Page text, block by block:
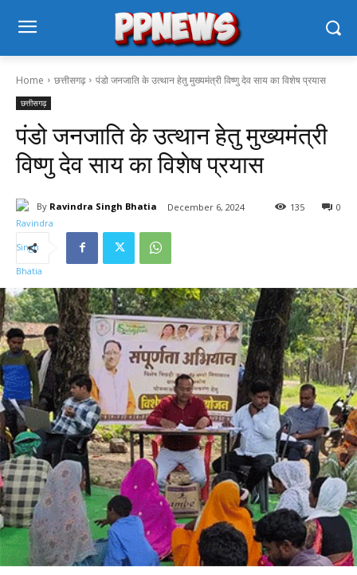
Home छत्तीसगढ़ पंडो जनजाति के उत्थान हेतु मुख्यमंत्री विष्णु देव साय का विशेष प्रयास
छत्तीसगढ़
पंडो जनजाति के उत्थान हेतु मुख्यमंत्री
विष्णु देव साय का विशेष प्रयास
By Ravindra Singh Bhatia December 6, 2024 0
135